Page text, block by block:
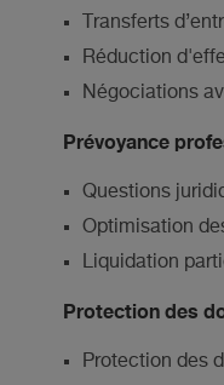
Transferts
Réduction
Négociations
Prévoyance
Questions
Optimisation
Liquidation
Protection des
Protection des